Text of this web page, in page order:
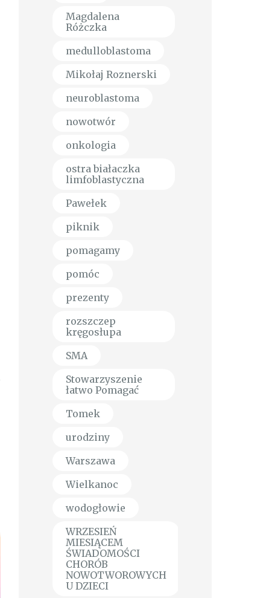
Magdalena
Różczka
medulloblastoma
Mikołaj Roznerski
neuroblastoma
nowotwór
onkologia
ostra białaczka
limfoblastyczna
Pawełek
piknik
pomagamy
pomóc
prezenty
rozszczep
kręgosłupa
SMA
Stowarzyszenie
łatwo Pomagać
Tomek
urodziny
Warszawa
Wielkanoc
wodogłowie
WRZESIEŃ
MIESIĄCEM
ŚWIADOMOŚCI
CHORÓB
NOWOTWOROWYCH
U DZIECI